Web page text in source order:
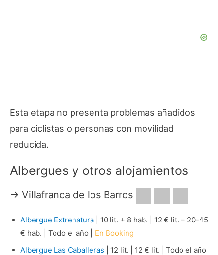
Esta etapa no presenta problemas añadidos
para ciclistas o personas con movilidad
reducida.
Albergues y otros alojamientos
→ Villafranca de los Barros
Albergue Extrenatura| 10 lit. + 8 hab. | 12 € lit. – 20-45
€ hab. | Todo el año | En Booking
Albergue Las Caballeras | 12 lit. | 12 € lit. | Todo el año